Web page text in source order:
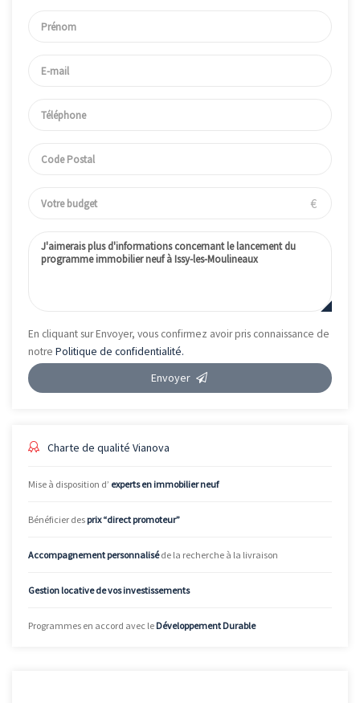
€
En cliquant sur Envoyer, vous confirmez avoir pris connaissance de
notre Politique de confidentialité.
Envoyer
Charte de qualité Vianova
Mise à disposition d’ experts en immobilier neuf
Bénéficier des prix “direct promoteur”
Accompagnement personnaliséde la recherche à la livraison
Gestion locative de vos investissements
Programmes en accord avec le Développement Durable